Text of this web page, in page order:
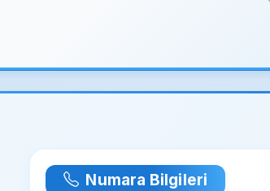
Numara Bilgileri